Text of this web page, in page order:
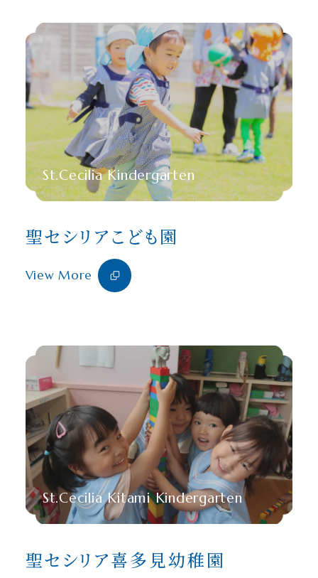
St.Cecilia Kindergarten
聖セシリアこども園
View More
St.Cecilia Kitami Kindergarten
聖セシリア喜多見幼稚園